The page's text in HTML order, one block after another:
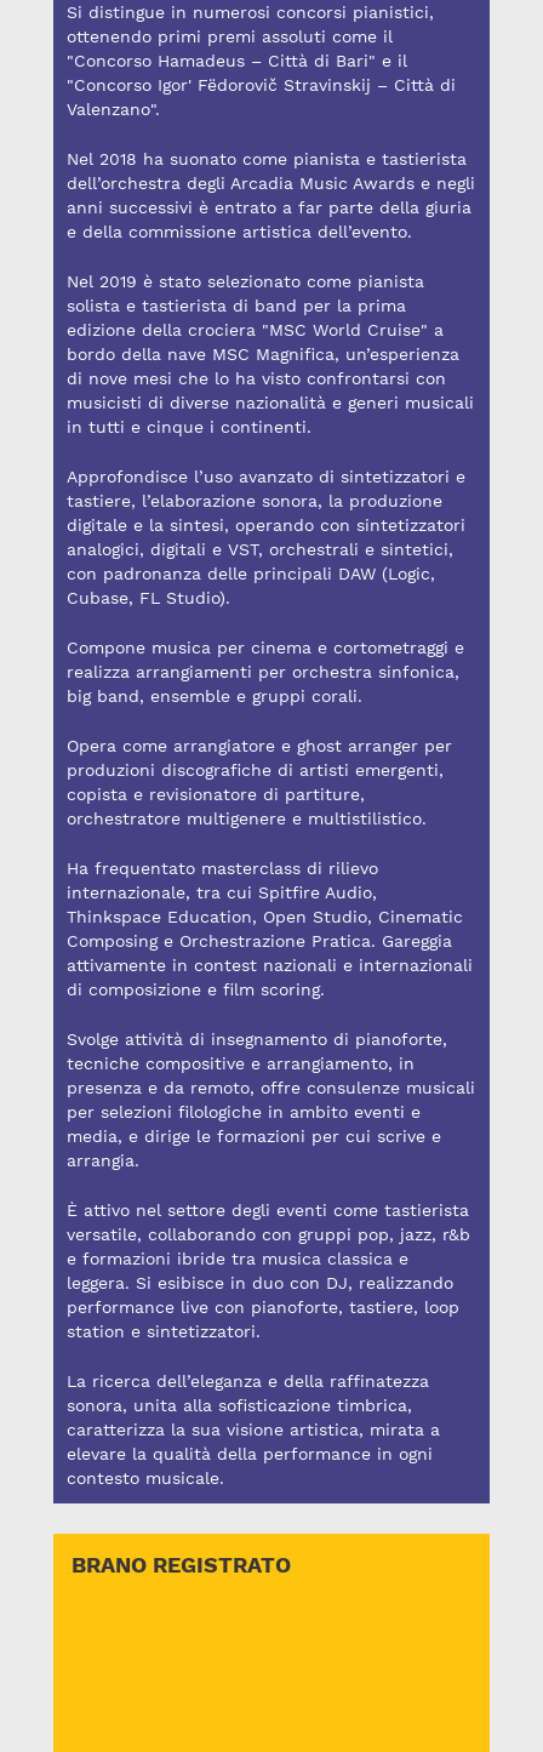
Si distingue in numerosi concorsi pianistici,
ottenendo primi premi assoluti come il
"Concorso Hamadeus – Città di Bari" e il
"Concorso Igor' Fëdorovič Stravinskij – Città di
Valenzano".
Nel 2018 ha suonato come pianista e tastierista
dell’orchestra degli Arcadia Music Awards e negli
anni successivi è entrato a far parte della giuria
e della commissione artistica dell’evento.
Nel 2019 è stato selezionato come pianista
solista e tastierista di band per la prima
edizione della crociera "MSC World Cruise" a
bordo della nave MSC Magnifica, un’esperienza
di nove mesi che lo ha visto confrontarsi con
musicisti di diverse nazionalità e generi musicali
in tutti e cinque i continenti.
Approfondisce l’uso avanzato di sintetizzatori e
tastiere, l’elaborazione sonora, la produzione
digitale e la sintesi, operando con sintetizzatori
analogici, digitali e VST, orchestrali e sintetici,
con padronanza delle principali DAW (Logic,
Cubase, FL Studio).
Compone musica per cinema e cortometraggi e
realizza arrangiamenti per orchestra sinfonica,
big band, ensemble e gruppi corali.
Opera come arrangiatore e ghost arranger per
produzioni discografiche di artisti emergenti,
copista e revisionatore di partiture,
orchestratore multigenere e multistilistico.
Ha frequentato masterclass di rilievo
internazionale, tra cui Spitfire Audio,
Thinkspace Education, Open Studio, Cinematic
Composing e Orchestrazione Pratica. Gareggia
attivamente in contest nazionali e internazionali
di composizione e film scoring.
Svolge attività di insegnamento di pianoforte,
tecniche compositive e arrangiamento, in
presenza e da remoto, offre consulenze musicali
per selezioni filologiche in ambito eventi e
media, e dirige le formazioni per cui scrive e
arrangia.
È attivo nel settore degli eventi come tastierista
versatile, collaborando con gruppi pop, jazz, r&b
e formazioni ibride tra musica classica e
leggera. Si esibisce in duo con DJ, realizzando
performance live con pianoforte, tastiere, loop
station e sintetizzatori.
La ricerca dell’eleganza e della raffinatezza
sonora, unita alla sofisticazione timbrica,
caratterizza la sua visione artistica, mirata a
elevare la qualità della performance in ogni
contesto musicale.
BRANO REGISTRATO